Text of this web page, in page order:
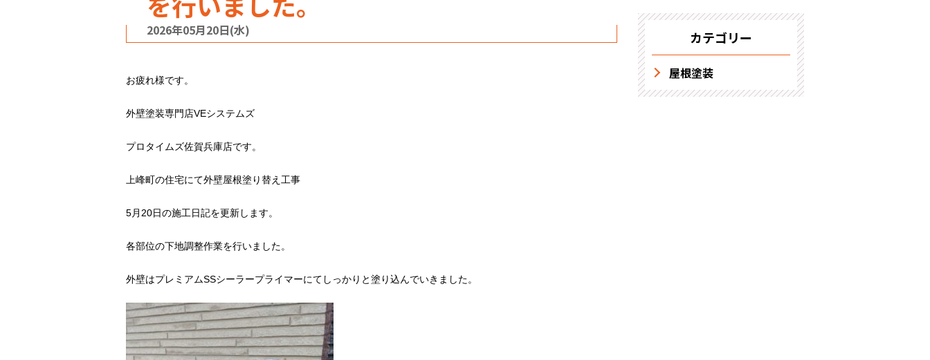
2026年05月20日(水)
お疲れ様です。
外壁塗装専門店VEシステムズ
プロタイムズ佐賀兵庫店です。
上峰町の住宅にて外壁屋根塗り替え工事
5月20日の施工日記を更新します。
各部位の下地調整作業を行いました。
外壁はプレミアムSSシーラープライマーにてしっかりと塗り込んでいきました。
カテゴリー
屋根塗装